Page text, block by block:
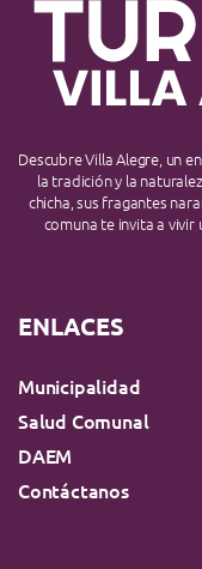
Descubre Villa Alegre, un
la tradición y la
chicha, sus fragantes
comuna te invita a vivir
ENLACES
Municipalidad
Salud Comunal
DAEM
Contáctanos